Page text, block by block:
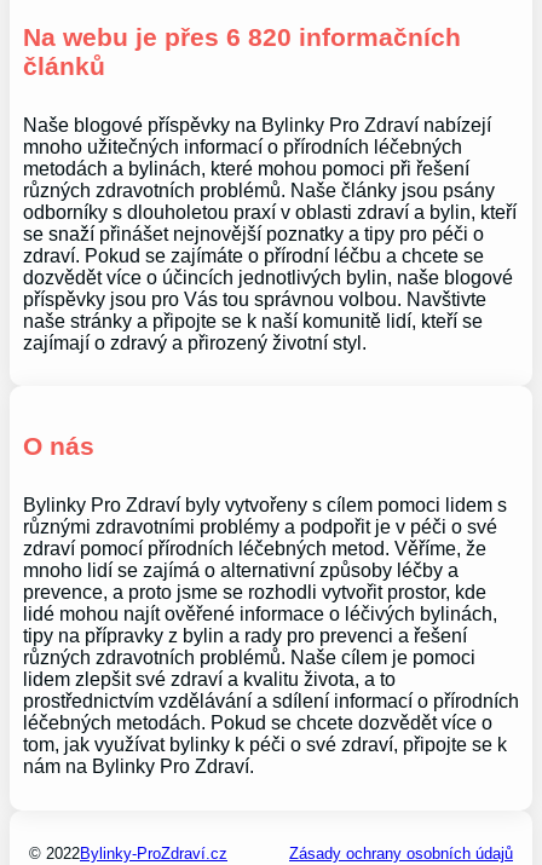
Na webu je přes 6 820 informačních
článků
Naše blogové příspěvky na Bylinky Pro Zdraví nabízejí
mnoho užitečných informací o přírodních léčebných
metodách a bylinách, které mohou pomoci při řešení
různých zdravotních problémů. Naše články jsou psány
odborníky s dlouholetou praxí v oblasti zdraví a bylin, kteří
se snaží přinášet nejnovější poznatky a tipy pro péči o
zdraví. Pokud se zajímáte o přírodní léčbu a chcete se
dozvědět více o účincích jednotlivých bylin, naše blogové
příspěvky jsou pro Vás tou správnou volbou. Navštivte
naše stránky a připojte se k naší komunitě lidí, kteří se
zajímají o zdravý a přirozený životní styl.
O nás
Bylinky Pro Zdraví byly vytvořeny s cílem pomoci lidem s
různými zdravotními problémy a podpořit je v péči o své
zdraví pomocí přírodních léčebných metod. Věříme, že
mnoho lidí se zajímá o alternativní způsoby léčby a
prevence, a proto jsme se rozhodli vytvořit prostor, kde
lidé mohou najít ověřené informace o léčivých bylinách,
tipy na přípravky z bylin a rady pro prevenci a řešení
různých zdravotních problémů. Naše cílem je pomoci
lidem zlepšit své zdraví a kvalitu života, a to
prostřednictvím vzdělávání a sdílení informací o přírodních
léčebných metodách. Pokud se chcete dozvědět více o
tom, jak využívat bylinky k péči o své zdraví, připojte se k
nám na Bylinky Pro Zdraví.
© 2022Bylinky-ProZdraví.cz Zásady ochrany osobních údajů